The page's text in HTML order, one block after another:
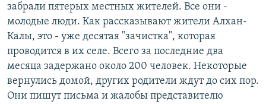
забрали пятерых местных жителей. Все они -
молодые люди. Как рассказывают жители Алхан-
Калы, это - уже десятая "зачистка", которая
проводится в их селе. Всего за последние два
месяца задержано около 200 человек. Некоторые
вернулись домой, других родители ждут до сих пор.
Они пишут письма и жалобы представителю